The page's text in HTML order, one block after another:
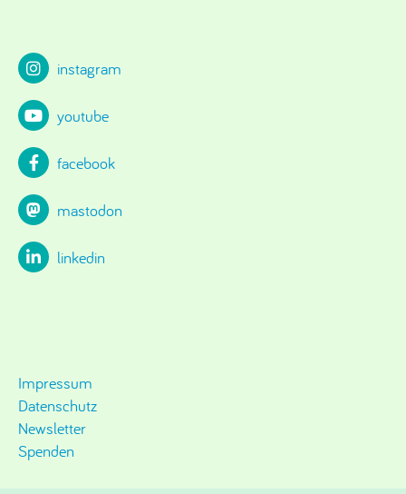
instagram
youtube
facebook
mastodon
linkedin
Impressum
Datenschutz
Newsletter
Spenden